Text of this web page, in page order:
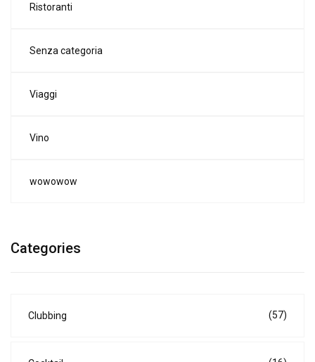
Ristoranti
Senza categoria
Viaggi
Vino
wowowow
Categories
Clubbing (57)